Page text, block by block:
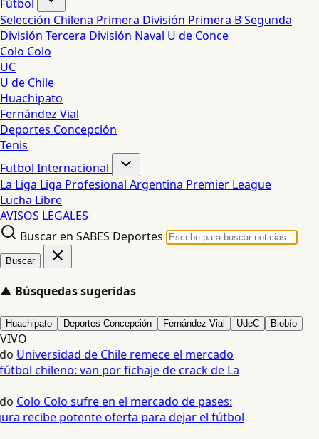
Fútbol
Selección Chilena Primera División Primera BSegunda
División Tercera División Naval U de Conce
Colo Colo
UC
U de Chile
Huachipato
Fernández Vial
Deportes Concepción
Tenis
Futbol Internacional
La Liga Liga Profesional Argentina Premier League
Lucha Libre
AVISOS LEGALES
Buscar en SABES Deportes
Buscar
▲ Búsquedas sugeridas
Huachipato Deportes Concepción Fernández Vial UdeC Biobío
VIVO
Universidad de Chile remece el mercado
chileno: van por fichaje de crack de La
Colo Colo sufre en el mercado de pases:
recibe potente oferta para dejar el fútbol